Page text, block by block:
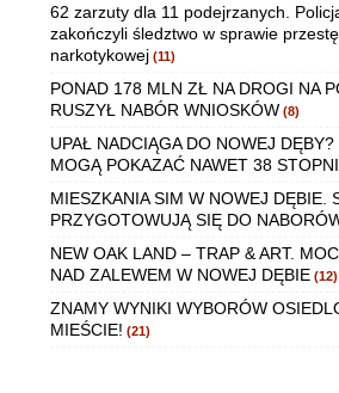
62 zarzuty dla 11 podejrzanych.
zakończyli śledztwo w sprawie
narkotykowej (11)
PONAD 178 MLN ZŁ NA DROGI NA
RUSZYŁ NABÓR WNIOSKÓW (8)
UPAŁ NADCIĄGA DO NOWEJ
MOGĄ POKAZAĆ NAWET 38 STOPNI
MIESZKANIA SIM W NOWEJ DĘBIE.
PRZYGOTOWUJĄ SIĘ DO
NEW OAK LAND – TRAP & ART.
NAD ZALEWEM W NOWEJ DĘBIE (12)
ZNAMY WYNIKI WYBORÓW
MIEŚCIE! (21)